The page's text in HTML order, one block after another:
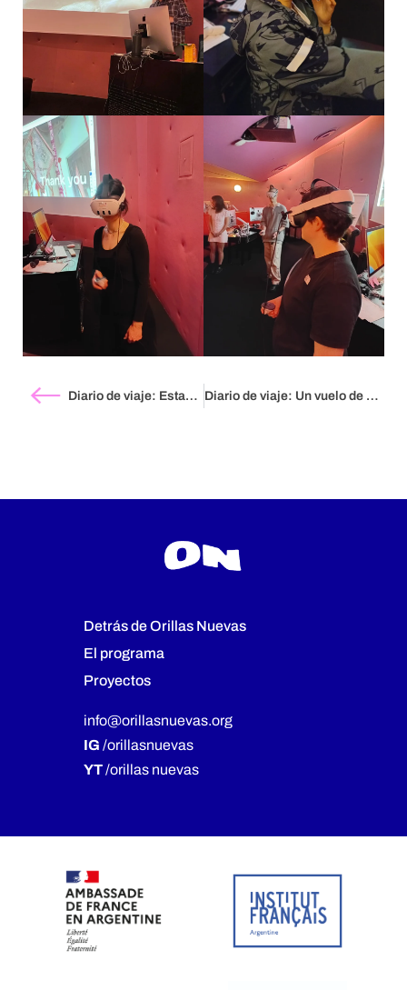
Diario de viaje: Estado de asamblea por Gabriela Golder Diario de viaje: Un vuelo de valor infinito por Edgardo Mercado
Detrás de Orillas Nuevas
El programa
Proyectos
info@orillasnuevas.org
IG /orillasnuevas
YT/orillas nuevas